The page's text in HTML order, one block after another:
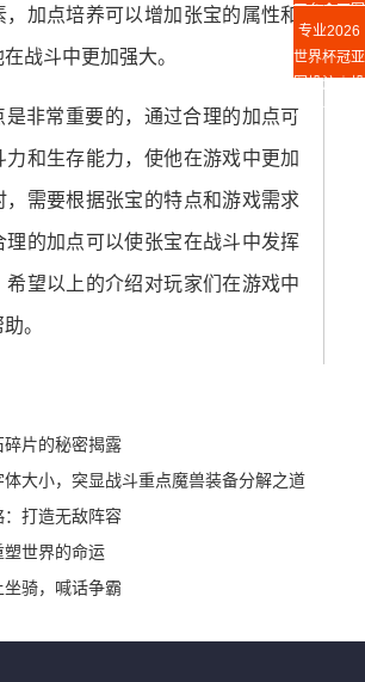
，加点培养可以增加张宝的属性和
战斗中更加强大。
是非常重要的，通过合理的加点可
力和生存能力，使他在游戏中更加
，需要根据张宝的特点和游戏需求
理的加点可以使张宝在战斗中发挥
希望以上的介绍对玩家们在游戏中
。
片的秘密揭露
大小，突显战斗重点魔兽装备分解之道
打造无敌阵容
世界的命运
骑，喊话争霸
平台◆冠军
投注指南
专业2026
世界杯冠亚
军投注｜投
注平台推荐